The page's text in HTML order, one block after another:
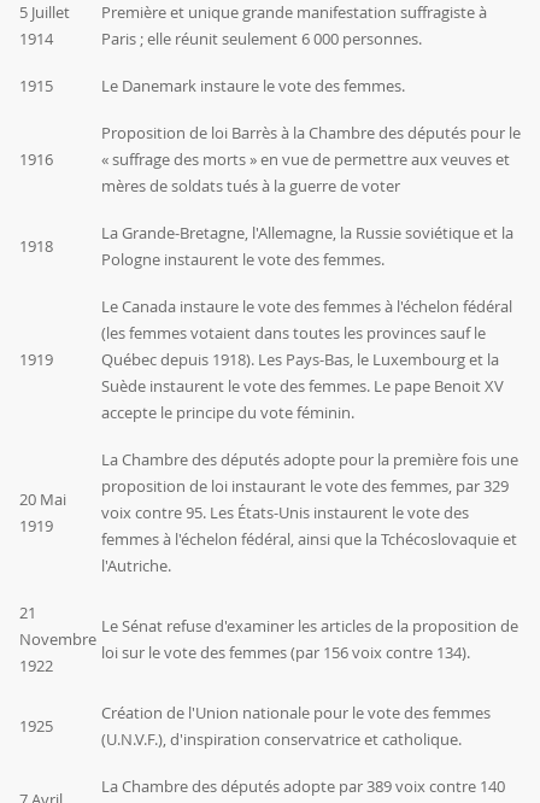
5 Juillet
1914
Première et unique grande manifestation suffragiste à
Paris ; elle réunit seulement 6 000 personnes.
1915 Le Danemark instaure le vote des femmes.
1916
Proposition de loi Barrèsà la Chambre des députés pour le
« suffrage des morts » en vue de permettre aux veuves et
mères de soldats tués à la guerre de voter
1918
La Grande-Bretagne, l'Allemagne, la Russie soviétique et la
Pologne instaurent le vote des femmes.
1919
Le Canada instaure le vote des femmes à l'échelon fédéral
(les femmes votaient dans toutes les provinces sauf le
Québec depuis 1918). Les Pays-Bas, le Luxembourg et la
Suède instaurent le vote des femmes. Le pape Benoit XV
accepte le principe du vote féminin.
20 Mai
1919
La Chambre des députés adopte pour la première fois une
proposition de loi instaurant le vote des femmes, par 329
voix contre 95. Les États-Unis instaurent le vote des
femmes à l'échelon fédéral, ainsi que la Tchécoslovaquie et
l'Autriche.
21
Novembre
1922
Le Sénat refuse d'examiner les articles de la proposition de
loi sur le vote des femmes (par 156 voix contre 134).
1925
Création de l'Union nationale pour le vote des femmes
(U.N.V.F.), d'inspiration conservatrice et catholique.
La Chambre des députés adopte par 389 voix contre 140